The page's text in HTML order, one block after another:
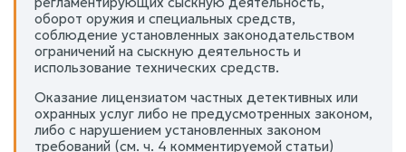
оборот оружия и специальных средств,
соблюдение установленных законодательством
ограничений на сыскную деятельность и
использование технических средств.
Оказание лицензиатом частных детективных или
охранных услуг либо не предусмотренных законом,
либо с нарушением установленных законом
требований (см. ч. 4 комментируемой статьи)